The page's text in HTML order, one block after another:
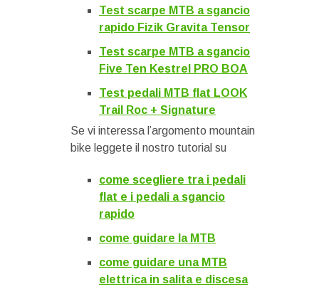
Test scarpe MTB a sgancio
rapido Fizik Gravita Tensor
Test scarpe MTB a sgancio
Five Ten Kestrel PRO BOA
Test pedali MTB flat LOOK
Trail Roc + Signature
Se vi interessa l’argomento mountain
bike leggete il nostro tutorial su
come scegliere tra i pedali
flat e i pedali a sgancio
rapido
come guidare la MTB
come guidare una MTB
elettrica in salita e discesa